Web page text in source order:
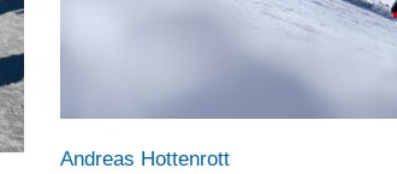
Andreas Hottenrott